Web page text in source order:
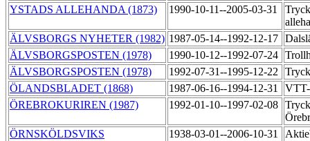
YSTADS ALLEHANDA (1873)
1990-10-11--2005-03-31
ÄLVSBORGS NYHETER (1982) 1987-05-14--1992-12-17
ÄLVSBORGSPOSTEN (1978)
1990-10-12--1992-07-24
ÄLVSBORGSPOSTEN (1978)
1992-07-31--1995-12-22
ÖLANDSBLADET (1868)
1987-06-16--1994-12-31
ÖREBROKURIREN (1987)
1992-01-10--1997-02-08
ÖRNSKÖLDSVIKS
1938-03-01--2006-10-31